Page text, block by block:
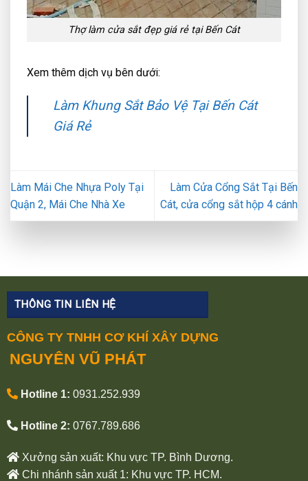
Thợ làm cửa sắt đẹp giá rẻ tại Bến Cát
Xem thêm dịch vụ bên dưới:
Làm Khung Sắt Bảo Vệ Tại Bến Cát
Giá Rẻ
Làm Mái Che Nhựa Poly Tại
Quận 2, Mái Che Nhà Xe
Làm Cửa Cổng Sắt Tại Bến
Cát, cửa cổng sắt hộp 4 cánh
THÔNG TIN LIÊN HỆ
CÔNG TY TNHH CƠ KHÍ XÂY DỰNG
NGUYÊN VŨ PHÁT
Hotline 1: 0931.252.939
Hotline 2: 0767.789.686
Xưởng sản xuất: Khu vực TP. Bình Dương.
Chi nhánh sản xuất 1: Khu vực TP. HCM.